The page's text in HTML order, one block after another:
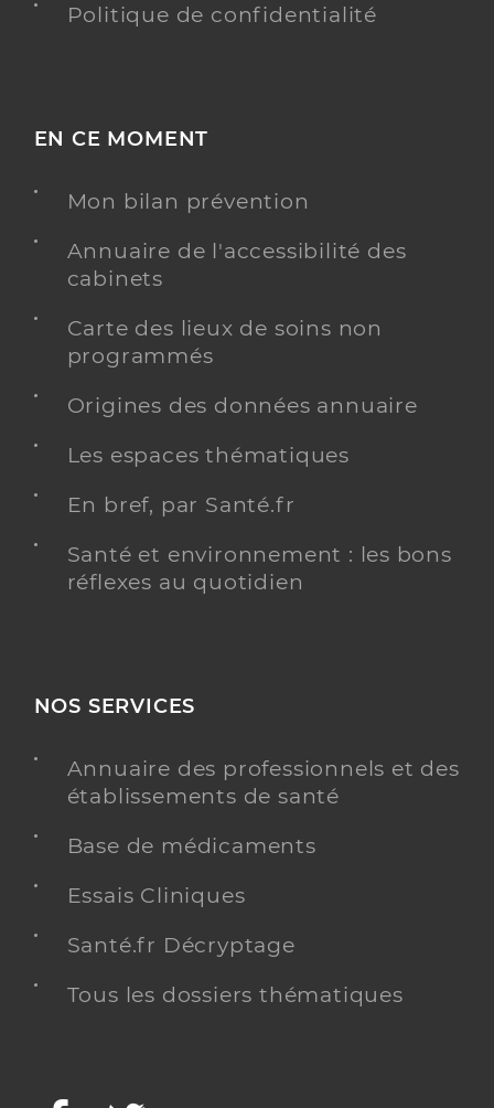
Politique de confidentialité
EN CE MOMENT
Mon bilan prévention
Annuaire de l'accessibilité des
cabinets
Carte des lieux de soins non
programmés
Origines des données annuaire
Les espaces thématiques
En bref, par Santé.fr
Santé et environnement : les bons
réflexes au quotidien
NOS SERVICES
Annuaire des professionnels et des
établissements de santé
Base de médicaments
Essais Cliniques
Santé.fr Décryptage
Tous les dossiers thématiques